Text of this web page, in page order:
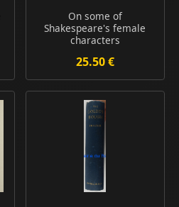
On some of
Shakespeare's female
characters
25.50 €